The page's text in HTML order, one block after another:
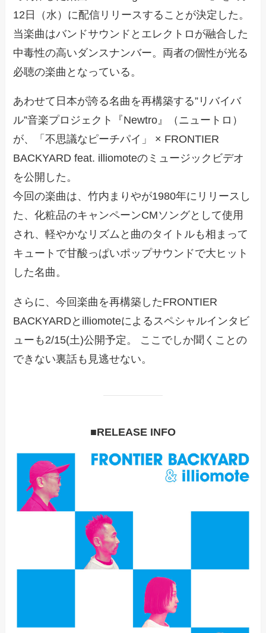
12日（水）に配信リリースすることが決定した。
当楽曲はバンドサウンドとエレクトロが融合した
中毒性の高いダンスナンバー。両者の個性が光る
必聴の楽曲となっている。
あわせて日本が誇る名曲を再構築する”リバイバ
ル”音楽プロジェクト『Newtro』（ニュートロ）
が、「不思議なピーチパイ」 × FRONTIER
BACKYARD feat. illiomoteのミュージックビデオ
を公開した。
今回の楽曲は、竹内まりやが1980年にリリースし
た、化粧品のキャンペーンCMソングとして使用
され、軽やかなリズムと曲のタイトルも相まって
キュートで甘酸っぱいポップサウンドで大ヒット
した名曲。
さらに、今回楽曲を再構築したFRONTIER
BACKYARDとilliomoteによるスペシャルインタビ
ューも2/15(土)公開予定。 ここでしか聞くことの
できない裏話も見逃せない。
■RELEASE INFO